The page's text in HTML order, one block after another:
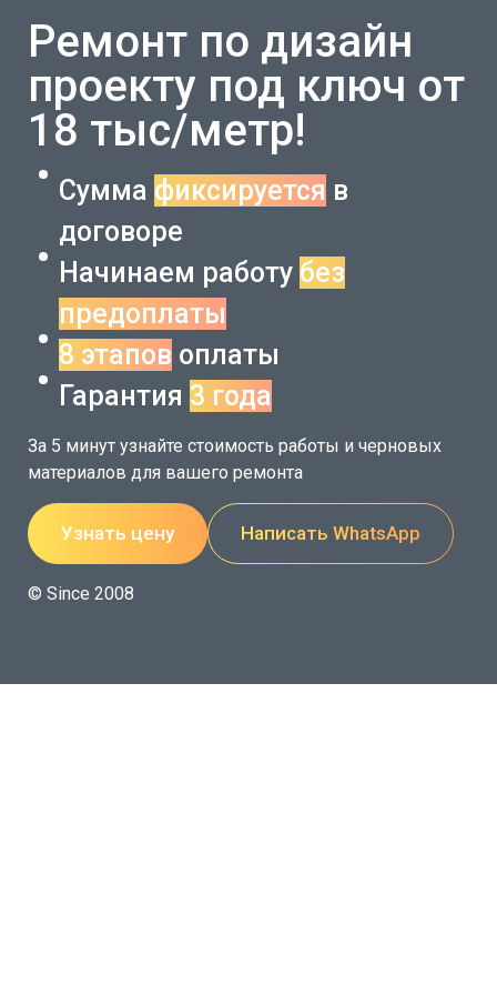
Ремонт по дизайн
проекту под ключ от
18 тыс/метр!
Сумма фиксируется в
договоре
Начинаем работу без
предоплаты
8 этапов оплаты
Гарантия 3 года
За 5 минут узнайте стоимость работы и черновых
материалов для вашего ремонта
Узнать цену Написать WhatsApp
© Since 2008